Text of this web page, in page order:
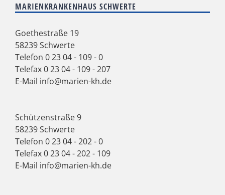
MARIENKRANKENHAUS SCHWERTE
Goethestraße 19
58239 Schwerte
Telefon 0 23 04 - 109 - 0
Telefax 0 23 04 - 109 - 207
E-Mail info@marien-kh.de
Schützenstraße 9
58239 Schwerte
Telefon 0 23 04 - 202 - 0
Telefax 0 23 04 - 202 - 109
E-Mail info@marien-kh.de